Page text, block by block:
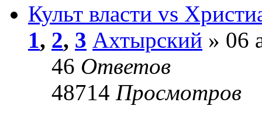
Культ власти vs
1, 2, 3 Ахтырский » 06
46 Ответов
48714 Просмотров